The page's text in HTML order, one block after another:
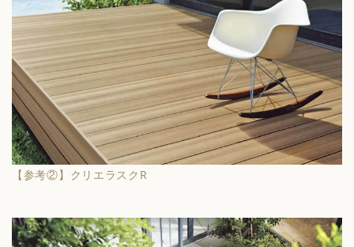
【参考②】クリエラスクR